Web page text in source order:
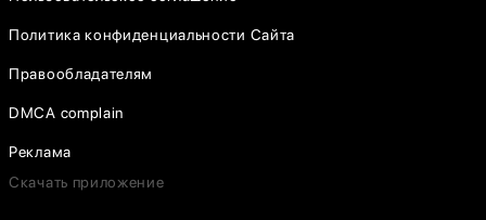
Политика конфиденциальности Сайта
Правообладателям
DMCA complain
Реклама
Скачать приложение